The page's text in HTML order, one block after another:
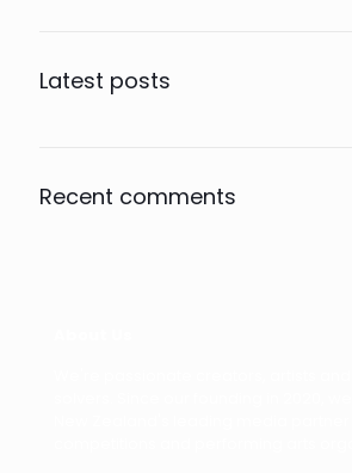
Latest posts
Recent comments